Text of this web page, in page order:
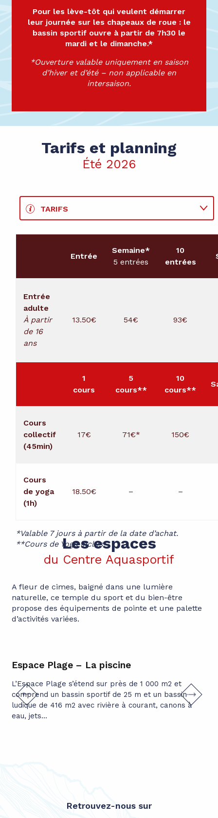
Pour les lève-tôt qui veulent démarrer
leur journée sur les chapeaux de roue : le
bassin sportif ouvre à partir de 7h30 le
mardi et le dimanche.*
*Ouverture valable uniquement en saison
d’hiver et d’été – non applicable en
intersaison.
Tarifs et planning
Été 2026
TARIFS
COURS
PLANNING DES COURS
Entrée
Semaine*
5 entrées
10
entrées
Entrée
adulte
À partir
de 16
ans
13.50€ 54€ 93€
1
cours
5
cours**
10
cours**
Cours
collectif
(45min)
17€ 71€* 150€
Cours
de yoga
(1h)
18.50€ – –
*Valable 7 jours à partir de la date d’achat.
**Cours de Yoga inclus.Les espaces
du Centre Aquasportif
A fleur de cimes, baigné dans une lumière
naturelle, ce temple du sport et du bien-être
propose des équipements de pointe et une palette
d’activités variées.
Espace Plage – La piscine
L’Espace Plage s’étend sur près de 1 000 m2 et
comprend un bassin sportif de 25 m et un bassin
ludique de 416 m2 avec rivière à courant, canons à
eau, jets...
Retrouvez-nous sur